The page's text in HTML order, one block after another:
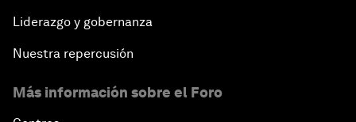
Liderazgo y gobernanza
Nuestra repercusión
Más información sobre el Foro